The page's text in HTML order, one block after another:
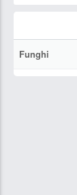
Funghi